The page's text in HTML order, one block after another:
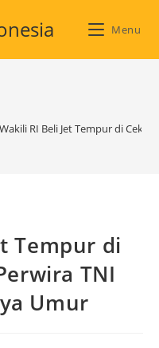
Menu
Wakili RI Beli Jet Tempur di
Tempur di
TNI
Umur